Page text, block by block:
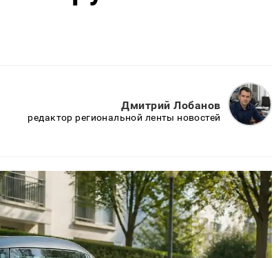
Дмитрий Лобанов
редактор региональной ленты новостей